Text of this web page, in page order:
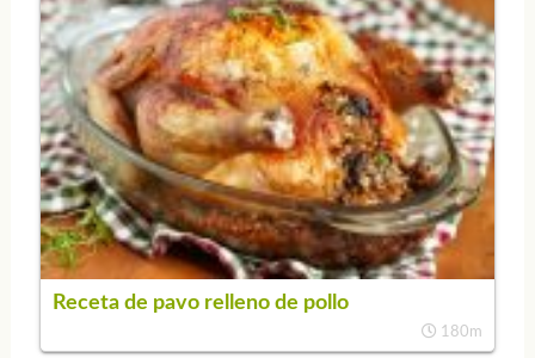
Receta de pavo relleno de pollo
180m